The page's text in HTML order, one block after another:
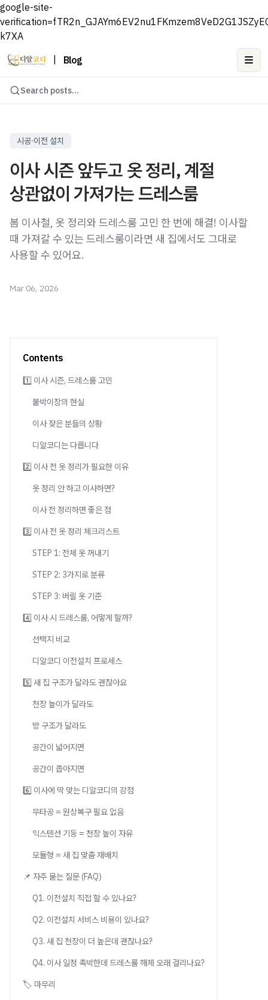
google-site-
k7XA
Blog
Search posts...
시공·이전 설치
이사 시즌 앞두고 옷 정리, 계절
상관없이 가져가는 드레스룸
봄 이사철, 옷 정리와 드레스룸 고민 한 번에 해결! 이사할
때 가져갈 수 있는 드레스룸이라면 새 집에서도 그대로
사용할 수 있어요.
Mar 06, 2026
Contents
1️⃣ 이사 시즌, 드레스룸 고민
붙박이장의 현실
이사 잦은 분들의 상황
디알코디는 다릅니다
2️⃣ 이사 전 옷 정리가 필요한 이유
옷 정리 안 하고 이사하면?
이사 전 정리하면 좋은 점
3️⃣ 이사 전 옷 정리 체크리스트
STEP 1: 전체 옷 꺼내기
STEP 2: 3가지로 분류
STEP 3: 버릴 옷 기준
4️⃣ 이사 시 드레스룸, 어떻게 할까?
선택지 비교
디알코디 이전설치 프로세스
5️⃣ 새 집 구조가 달라도 괜찮아요
천장 높이가 달라도
방 구조가 달라도
공간이 넓어지면
공간이 좁아지면
6️⃣ 이사에 딱 맞는 디알코디의 강점
무타공 = 원상복구 필요 없음
익스텐션 기둥 = 천장 높이 자유
모듈형 = 새 집 맞춤 재배치
📌 자주 묻는 질문 (FAQ)
Q1. 이전설치 직접 할 수 있나요?
Q2. 이전설치 서비스 비용이 있나요?
Q3. 새 집 천장이 더 높은데 괜찮나요?
Q4. 이사 일정 촉박한데 드레스룸 해체 오래 걸리나요?
🏷️ 마무리